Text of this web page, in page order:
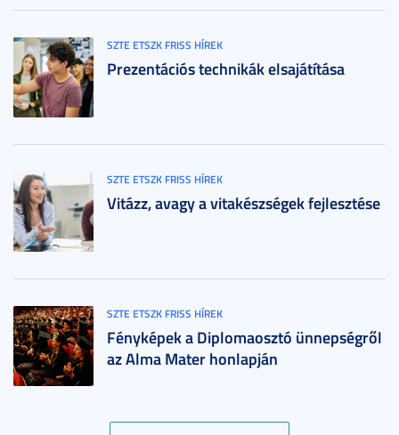
SZTE ETSZK FRISS HÍREK
Prezentációs technikák elsajátítása
SZTE ETSZK FRISS HÍREK
Vitázz, avagy a vitakészségek fejlesztése
SZTE ETSZK FRISS HÍREK
Fényképek a Diplomaosztó ünnepségről
az Alma Mater honlapján